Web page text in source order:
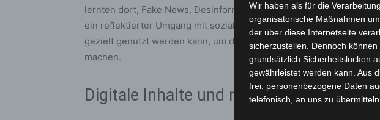
lernten dort, Fake News, Desinformation und KI-generierte Inhalte
ein reflektierter Umgang mit sozialen Netzwerken vermittelt und
gezielt genutzt werden kann, um die ehrenamtliche Arbeit der
machen.
Digitale Inhalte und neue Projektwebsite
Wir haben als für die
organisatorische Maßnahmen
der über diese Internetseite
sicherzustellen. Dennoch
grundsätzlich Sicherheitslücken
gewährleistet werden kann. Aus
frei, personenbezogene Daten
telefonisch, an uns zu übermitteln.